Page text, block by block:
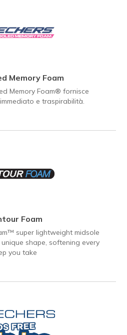
Memory Foam
Memory Foam® fornisce
e traspirabilità.
Foam
super lightweight midsole
shape, softening every
you take